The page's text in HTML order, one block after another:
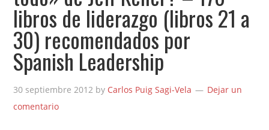
libros de liderazgo (libros 21 a
30) recomendados por
Spanish Leadership
30 septiembre 2012 by Carlos Puig Sagi-Vela
Dejar un
comentario